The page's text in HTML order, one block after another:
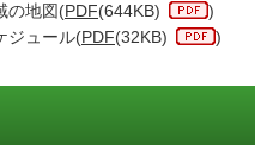
の地図(PDF(644KB)
)
ジュール(PDF(32KB) )